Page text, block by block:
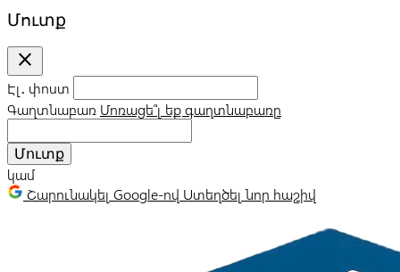
Մուտք
close
Էլ․ փոստ
Գաղտնաբառ Մոռացե՞լ եք գաղտնաբառը
Մուտք
կամ
Շարունակել Google-ով Ստեղծել նոր հաշիվ